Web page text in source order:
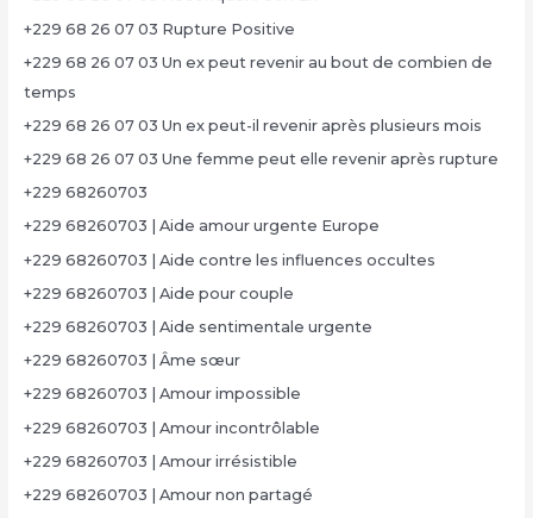
+229 68 26 07 03 Rupture Positive
+229 68 26 07 03 Un ex peut revenir au bout de combien de
temps
+229 68 26 07 03 Un ex peut-il revenir après plusieurs mois
+229 68 26 07 03 Une femme peut elle revenir après rupture
+229 68260703
+229 68260703 | Aide amour urgente Europe
+229 68260703 | Aide contre les influences occultes
+229 68260703 | Aide pour couple
+229 68260703 | Aide sentimentale urgente
+229 68260703 | Âme sœur
+229 68260703 | Amour impossible
+229 68260703 | Amour incontrôlable
+229 68260703 | Amour irrésistible
+229 68260703 | Amour non partagé